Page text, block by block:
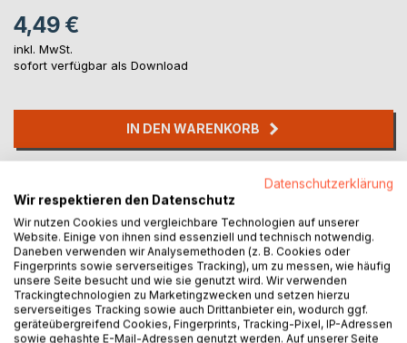
4,49 €
inkl. MwSt.
sofort verfügbar als Download
IN DEN WARENKORB
Titel bewerten
Datenschutzerklärung
Wir respektieren den Datenschutz
Wir nutzen Cookies und vergleichbare Technologien auf unserer
Website. Einige von ihnen sind essenziell und technisch notwendig.
Daneben verwenden wir Analysemethoden (z. B. Cookies oder
Fingerprints sowie serverseitiges Tracking), um zu messen, wie häufig
unsere Seite besucht und wie sie genutzt wird. Wir verwenden
Trackingtechnologien zu Marketingzwecken und setzen hierzu
serverseitiges Tracking sowie auch Drittanbieter ein, wodurch ggf.
geräteübergreifend Cookies, Fingerprints, Tracking-Pixel, IP-Adressen
sowie gehashte E-Mail-Adressen genutzt werden. Auf unserer Seite